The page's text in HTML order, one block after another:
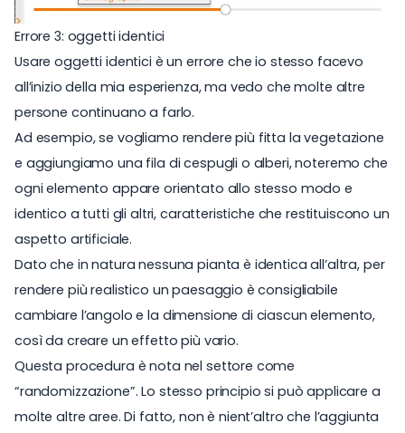
Errore 3: oggetti identici
Usare oggetti identici è un errore che io stesso facevo
all’inizio della mia esperienza, ma vedo che molte altre
persone continuano a farlo.
Ad esempio, se vogliamo rendere più fitta la vegetazione
e aggiungiamo una fila di cespugli o alberi, noteremo che
ogni elemento appare orientato allo stesso modo e
identico a tutti gli altri, caratteristiche che restituiscono un
aspetto artificiale.
Dato che in natura nessuna pianta è identica all’altra, per
rendere più realistico un paesaggio è consigliabile
cambiare l’angolo e la dimensione di ciascun elemento,
così da creare un effetto più vario.
Questa procedura è nota nel settore come
“randomizzazione”. Lo stesso principio si può applicare a
molte altre aree. Di fatto, non è nient’altro che l’aggiunta